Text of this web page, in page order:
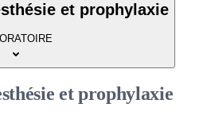
et prophylaxie
et prophylaxie